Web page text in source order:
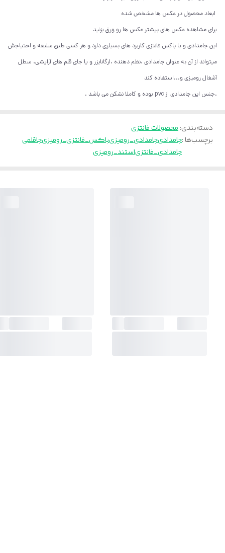
ابعاد محصول در عکس ها مشخص شده
برای مشاهده عکس های بیشتر عکس ها رو ورق بزنید
این جامدادی و یا باکس فانتزی کاربرد های بسیاری دارد و هر کسی طبق سلیقه و احتیاجش
میتواند از آن به عنوان جامدادی ،نظم دهنده ،ارگانایزر و یا جای قلم های آرایشی، سطل
آشغال رومیزی و...استفاده کند
.جنس این جامدادی از pvc بوده و کاملا نشکن می باشد .
دسته‌بندی:محصولات فانتزی
برچسب‌ها :جامدادیجامدادی_رومیزیباکس_فانتزی_رومیزیجاقلمی
جامدادی_فانتزیاستند_رومیزی